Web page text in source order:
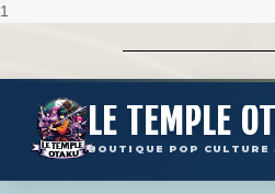
1
LE TEMPLE